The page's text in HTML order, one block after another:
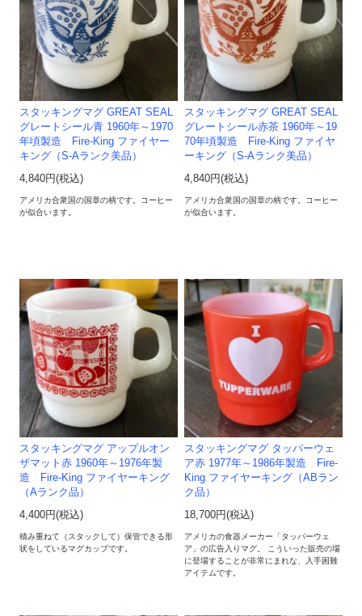
スタッキングマグ GREAT SEAL
グレートシール青 1960年～1970
年頃製造 Fire-King ファイヤー
キング（S-Aランク美品）
4,840円(税込)
アメリカ合衆国の国章の柄です。コーヒー
が似合います。
スタッキングマグ GREAT SEAL
グレートシール赤茶 1960年～19
70年頃製造 Fire-King ファイヤ
ーキング（S-Aランク美品）
4,840円(税込)
アメリカ合衆国の国章の柄です。コーヒー
が似合います。
スタッキングマグ アップルオン
ザマット赤 1960年～1976年製
造 Fire-King ファイヤーキング
（Aランク品）
4,400円(税込)
積み重ねて（スタックして）保管できる形
状をしているマグカップです。
スタッキングマグ タッパーウェ
ア赤 1977年～1986年製造 Fire-
King ファイヤーキング（ABラン
ク品）
18,700円(税込)
アメリカの食器メーカー「タッパーウェ
ア」の広告入りマグ。 こういった販売の場
に登場することが非常にまれな、入手困難
アイテムです。